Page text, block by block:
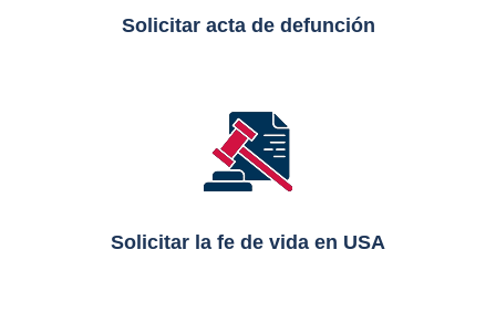
Solicitar acta de defunción
Solicitar la fe de vida en USA